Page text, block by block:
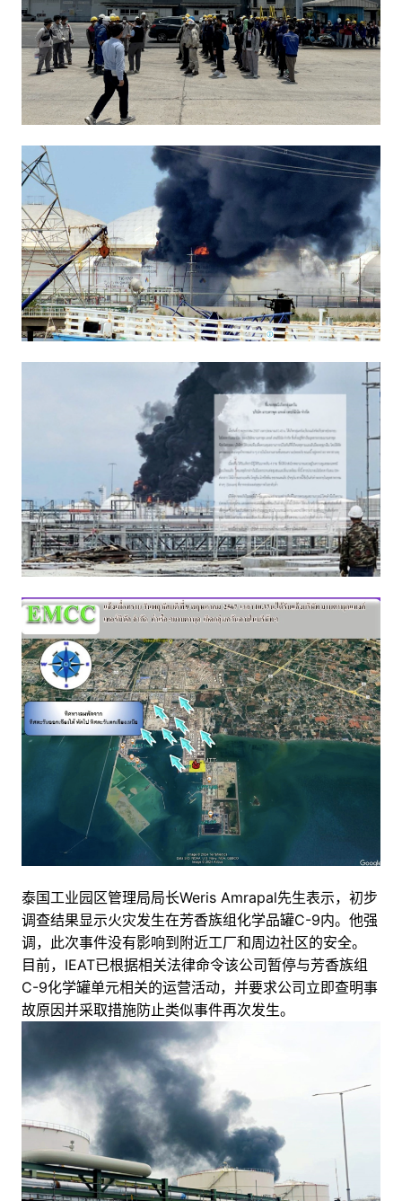
泰国工业园区管理局局长Weris Amrapal先生表示，初步
调查结果显示火灾发生在芳香族组化学品罐C-9内。他强
调，此次事件没有影响到附近工厂和周边社区的安全。
目前，IEAT已根据相关法律命令该公司暂停与芳香族组
C-9化学罐单元相关的运营活动，并要求公司立即查明事
故原因并采取措施防止类似事件再次发生。